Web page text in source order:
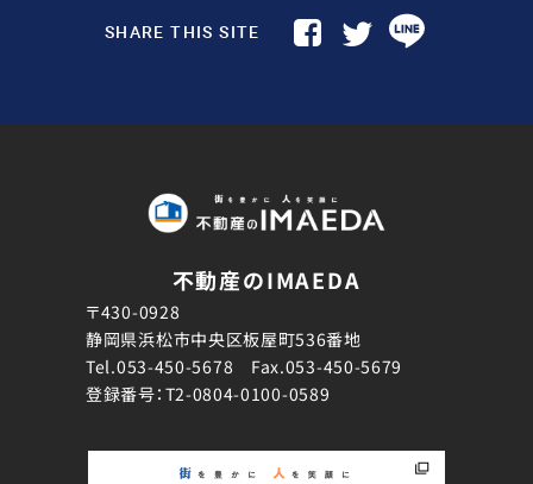
SHARE THIS SITE
不動産のIMAEDA
〒430-0928
静岡県浜松市中央区板屋町536番地
Tel.053-450-5678 Fax.053-450-5679
登録番号：T2-0804-0100-0589